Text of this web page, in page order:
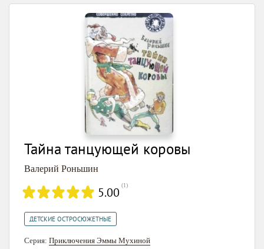
Тайна танцующей коровы
Валерий Роньшин
5.00 (1)
ДЕТСКИЕ ОСТРОСЮЖЕТНЫЕ
Серия: Приключения Эммы Мухиной